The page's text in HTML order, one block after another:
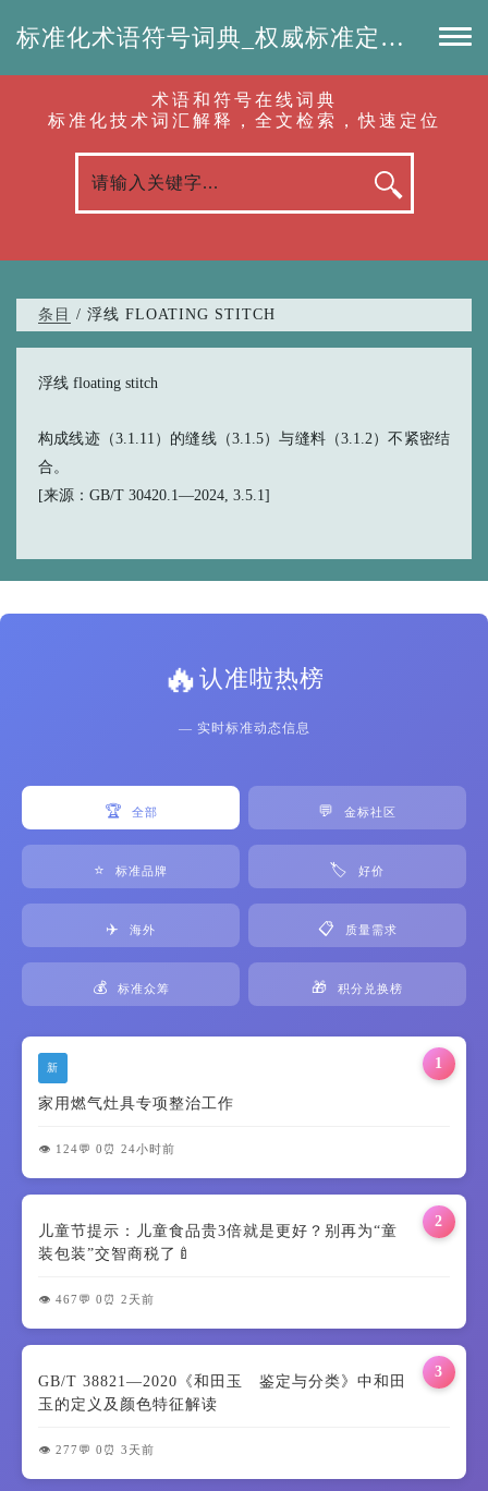
标准化术语符号词典_权威标准定义_专业词汇查询-认准啦（RenZhunLa.com）
术语和符号在线词典
标准化技术词汇解释，全文检索，快速定位
条目 / 浮线 FLOATING STITCH
浮线 floating stitch
构成线迹（3.1.11）的缝线（3.1.5）与缝料（3.1.2）不紧密结
合。
[来源：GB/T 30420.1—2024, 3.5.1]
🔥认准啦热榜
— 实时标准动态信息
🏆 全部 💬 金标社区
⭐ 标准品牌 🏷️ 好价
✈️ 海外 📋 质量需求
💰 标准众筹 🎁 积分兑换榜
1
新
家用燃气灶具专项整治工作
👁️ 124💬 0 ⏰ 24小时前
2
儿童节提示：儿童食品贵3倍就是更好？别再为“童
装包装”交智商税了🍼
👁️ 467 💬 0 ⏰ 2天前
3
GB/T 38821—2020《和田玉 鉴定与分类》中和田
玉的定义及颜色特征解读
👁️ 277 💬 0 ⏰ 3天前